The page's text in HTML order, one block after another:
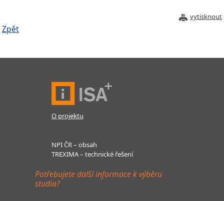
vytisknout
Zpět
O projektu
NPI ČR – obsah
TREXIMA – technické řešení
Potřebujete další informace k výběru
studia?